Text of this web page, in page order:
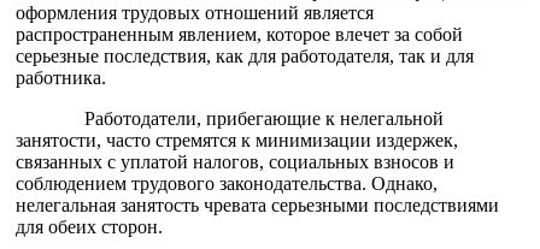
оформления трудовых отношений является
распространенным явлением, которое влечет за собой
серьезные последствия, как для работодателя, так и для
работника.
Работодатели, прибегающие к нелегальной
занятости, часто стремятся к минимизации издержек,
связанных с уплатой налогов, социальных взносов и
соблюдением трудового законодательства. Однако,
нелегальная занятость чревата серьезными последствиями
для обеих сторон.